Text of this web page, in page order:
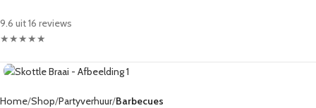
9.6 uit 16 reviews
★★★★★
Home Shop Partyverhuur Barbecues